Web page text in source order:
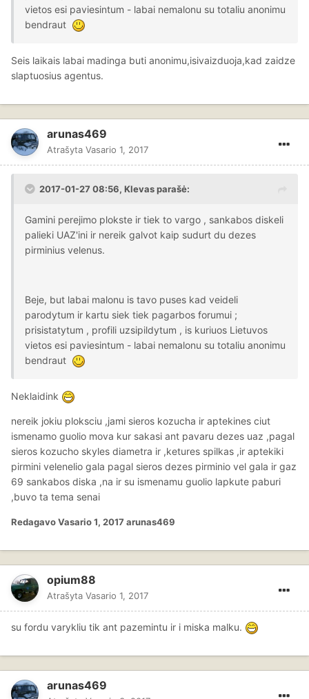
vietos esi paviesintum - labai nemalonu su totaliu anonimu
bendraut
Seis laikais labai madinga buti anonimu,isivaizduoja,kad zaidze
slaptuosius agentus.
arunas469
Atrašyta Vasario 1, 2017
2017-01-27 08:56, Klevas parašė:
Gamini perejimo plokste ir tiek to vargo , sankabos diskeli
palieki UAZ'ini ir nereik galvot kaip sudurt du dezes
pirminius velenus.
Beje, but labai malonu is tavo puses kad veideli
parodytum ir kartu siek tiek pagarbos forumui ;
prisistatytum , profili uzsipildytum , is kuriuos Lietuvos
vietos esi paviesintum - labai nemalonu su totaliu anonimu
bendraut
Neklaidink
nereik jokiu ploksciu ,jami sieros kozucha ir aptekines ciut
ismenamo guolio mova kur sakasi ant pavaru dezes uaz ,pagal
sieros kozucho skyles diametra ir ,ketures spilkas ,ir aptekiki
pirmini velenelio gala pagal sieros dezes pirminio vel gala ir gaz
69 sankabos diska ,na ir su ismenamu guolio lapkute paburi
,buvo ta tema senai
RedagavoVasario 1, 2017 arunas469
opium88
Atrašyta Vasario 1, 2017
su fordu varykliu tik ant pazemintu ir i miska malku.
arunas469